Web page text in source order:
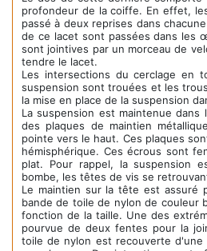
profondeur de la coiffe. En effet,
passé à deux reprises dans
de ce lacet sont passées dans les
sont jointives par un morceau de
tendre le lacet.
Les intersections du cerclage en
suspension sont trouées et les
la mise en place de la suspension
La suspension est maintenue
des plaques de maintien
pointe vers le haut. Ces plaques
hémisphérique. Ces écrous sont
plat. Pour rappel, la suspension
bombe, les têtes de vis se
Le maintien sur la tête est assuré
bande de toile de nylon de couleur
fonction de la taille. Une des
pourvue de deux fentes pour la
toile de nylon est recouverte